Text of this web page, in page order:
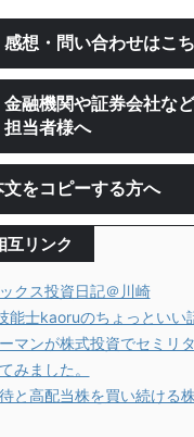
感想・問い合わせはこ
金融機関や証券会社な
担当者様へ
文をコピーする方へ
互リンク
クス投資日記＠川崎
能士kaoruのちょっといい
マンが株式投資でセミリ
みました。
と高配当株を買い続ける